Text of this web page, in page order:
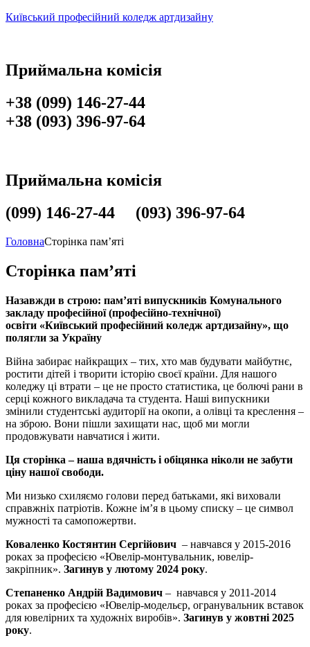
Київський професійний коледж артдизайну
Приймальна комісія
+38 (099) 146-27-44
+38 (093) 396-97-64
Приймальна комісія
(099) 146-27-44 (093) 396-97-64
ГоловнаСторінка пам’яті
Сторінка пам’яті
Назавжди в строю: пам’яті випускників Комунального
закладу професійної (професійно-технічної)
освіти «Київський професійний коледж артдизайну», що
полягли за Україну
Війна забирає найкращих – тих, хто мав будувати майбутнє,
ростити дітей і творити історію своєї країни. Для нашого
коледжу ці втрати – це не просто статистика, це болючі рани в
серці кожного викладача та студента. Наші випускники
змінили студентські аудиторії на окопи, а олівці та креслення –
на зброю. Вони пішли захищати нас, щоб ми могли
продовжувати навчатися і жити.
Ця сторінка – наша вдячність і обіцянка ніколи не забути
ціну нашої свободи.
Ми низько схиляємо голови перед батьками, які виховали
справжніх патріотів. Кожне ім’я в цьому списку – це символ
мужності та самопожертви.
Коваленко Костянтин Сергійович – навчався у 2015-2016
роках за професією «Ювелір-монтувальник, ювелір-
закріпник». Загинув у лютому 2024 року.
Степаненко Андрій Вадимович – навчався у 2011-2014
роках за професією «Ювелір-модельєр, огранувальник вставок
для ювелірних та художніх виробів». Загинув у жовтні 2025
року.